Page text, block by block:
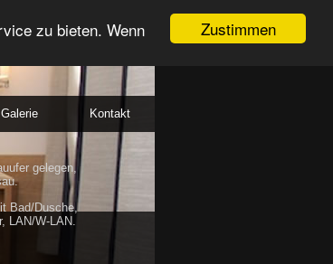
Zustimmen
zu bieten. Wenn
Galerie Kontakt
gelegen,
Bad/Dusche,
LAN/W-LAN.